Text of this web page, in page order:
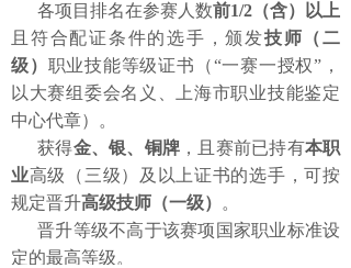
各项目排名在参赛人数前1/2（含）以上
且符合配证条件的选手，颁发技师（二
级） 职业技能等级证书（“一赛一授权”，
以大赛组委会名义、上海市职业技能鉴定
中心代章）。
获得金、银、铜牌 ，且赛前已持有本职
业高级（三级）及以上证书的选手，可按
规定晋升高级技师（一级）
。
晋升等级不高于该赛项国家职业标准设
定的最高等级。